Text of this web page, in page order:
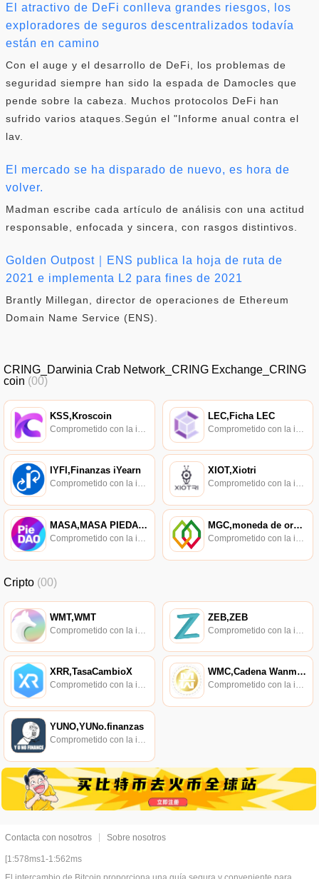
El atractivo de DeFi conlleva grandes riesgos, los
exploradores de seguros descentralizados todavía
están en camino
Con el auge y el desarrollo de DeFi, los problemas de
seguridad siempre han sido la espada de Damocles que
pende sobre la cabeza. Muchos protocolos DeFi han
sufrido varios ataques.Según el "Informe anual contra el
lav.
El mercado se ha disparado de nuevo, es hora de
volver.
Madman escribe cada artículo de análisis con una actitud
responsable, enfocada y sincera, con rasgos distintivos.
Golden Outpost｜ENS publica la hoja de ruta de
2021 e implementa L2 para fines de 2021
Brantly Millegan, director de operaciones de Ethereum
Domain Name Service (ENS).
CRING_Darwinia Crab Network_CRING Exchange_CRING
coin (00)
KSS,Kroscoin LEC,Ficha LEC
IYFI,Finanzas iYearn
Comprometido con la investigación de políticas en los campos de las nuevas finanzas, las finanzas internacionales y los mercados financieros.
XIOT,Xiotri
Comprometido con la investigación de políticas en los campos de las nuevas finanzas, las finanzas internacionales y los mercados financieros.
MASA,MASA PIEDAO v2
Comprometido con la investigación de políticas en los campos de las nuevas finanzas, las finanzas internacionales y los mercados financieros.
MGC,moneda de oro de Myanmar
Comprometido con la investigación de políticas en los campos de las nuevas finanzas, las finanzas internacionales y los mercados financieros.
Cripto (00)
WMT,WMT ZEB,ZEB
XRR,TasaCambioX
Comprometido con la investigación de políticas en los campos de las nuevas finanzas, las finanzas internacionales y los mercados financieros.
WMC,Cadena Wanmei,Cadena WM
Comprometido con la investigación de políticas en los campos de las nuevas finanzas, las finanzas internacionales y los mercados financieros.
YUNO,YUNo.finanzas
Comprometido con la investigación de políticas en los campos de las nuevas finanzas, las finanzas internacionales y los mercados financieros.
Contacta con nosotros Sobre nosotros
[1:578ms1-1:562ms